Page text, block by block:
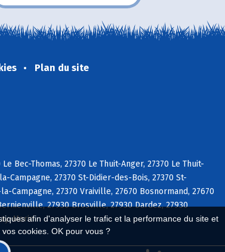
afin d'analyser le trafic et la performance du site et
cookies. OK pour vous ?
Plan du site
Bec-Thomas, 27370 Le Thuit-Anger, 27370 Le Thuit-
Campagne, 27370 St-Didier-des-Bois, 27370 St-
Campagne, 27370 Vraiville, 27670 Bosnormand, 27670
27930 Brosville, 27930 Dardez, 27930
Morin